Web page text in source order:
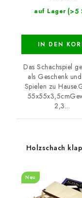
auf Lager (>5
IN DEN
Das Schachspiel
als Geschenk
Spielen zu
2,3...
Holzschach
Neu